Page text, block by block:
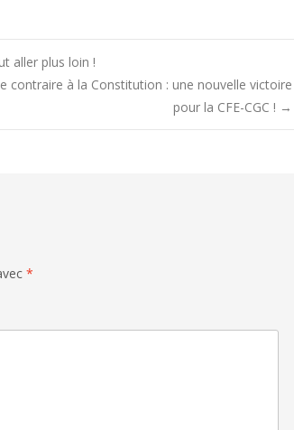
aller plus loin !
contraire à la Constitution : une nouvelle victoire
pour la CFE-CGC ! →
*